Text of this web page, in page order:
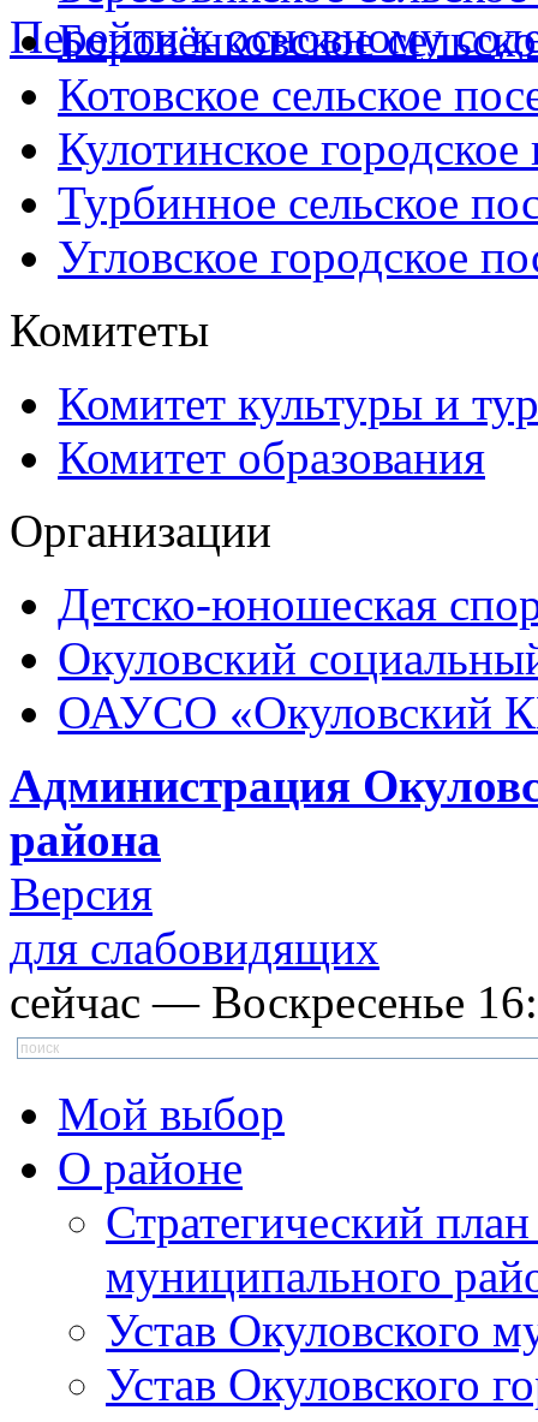
Перейти к основному
Боровёнковское
Котовское сельское
Кулотинское городское
Турбинное сельское
Угловское городское
Комитеты
Комитет культуры и
Комитет образования
Организации
Детско-юношеская
Окуловский
ОАУСО «Окуловский
Администрация
района
Версия
для слабовидящих
сейчас — Воскресенье
Мой выбор
О районе
Стратегический
муниципального
Устав Окуловского
Устав Окуловского